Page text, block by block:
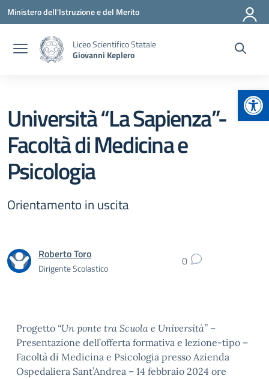
Vai ai contenuti
Vai al menu di navigazione
Vai al footer
Ministero dell'Istruzione e del Merito
Liceo Scientifico Statale
Giovanni Keplero
Università “La Sapienza”-
Facoltà di Medicina e
Psicologia
Orientamento in uscita
Roberto Toro
Dirigente Scolastico 0
Progetto “Un ponte tra Scuola e Università” –
Presentazione dell’offerta formativa e lezione-tipo –
Facoltà di Medicina e Psicologia presso Azienda
Ospedaliera Sant’Andrea – 14 febbraio 2024 ore